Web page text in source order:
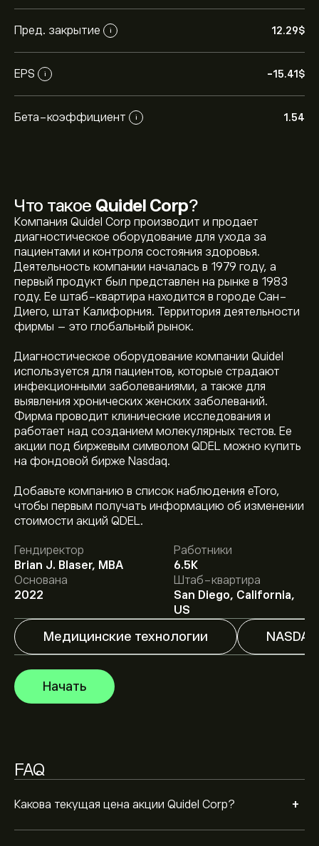
Пред. закрытие i 12.29‎$‎
EPS i -15.41‎$‎
Бета-коэффициент i 1.54
Что такое Quidel Corp?
Компания Quidel Corp производит и продает
диагностическое оборудование для ухода за
пациентами и контроля состояния здоровья.
Деятельность компании началась в 1979 году, а
первый продукт был представлен на рынке в 1983
году. Ее штаб-квартира находится в городе Сан-
Диего, штат Калифорния. Территория деятельности
фирмы – это глобальный рынок.
Диагностическое оборудование компании Quidel
используется для пациентов, которые страдают
инфекционными заболеваниями, а также для
выявления хронических женских заболеваний.
Фирма проводит клинические исследования и
работает над созданием молекулярных тестов. Ее
акции под биржевым символом QDEL можно купить
на фондовой бирже Nasdaq.
Добавьте компанию в список наблюдения eToro,
чтобы первым получать информацию об изменении
стоимости акций QDEL.
Гендиректор
Brian J. Blaser, MBA
Работники
6.5K
Основана
2022
Штаб-квартира
San Diego, California,
US
Медицинские технологии NASDAQ
Начать
FAQ
Какова текущая цена акции Quidel Corp? +
Текущая цена акции QDEL составляет 12.29‎$‎.
Средняя целевая цена акции Quidel Corp составляет
12.29‎$‎. Зарегистрируйтесь
на eToro, чтобы получить
подробные прогнозы и целевые цены от аналитиков.
Аналитики предоставляют прогнозы по акции Quidel
Corp, основываясь на рыночных тенденциях,
финансовых отчетах и предполагаемом росте.
Ознакомьтесь с последним прогнозом для будущих
Рыночная капитализация Quidel Corp — это 837.73M‎$‎